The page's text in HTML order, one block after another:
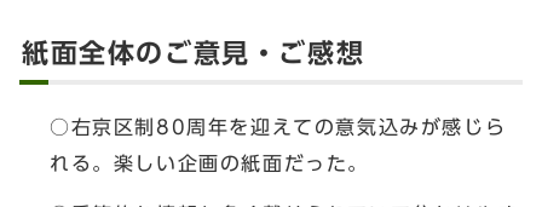
紙面全体のご意見・ご感想
○右京区制80周年を迎えての意気込みが感じら
れる。楽しい企画の紙面だった。